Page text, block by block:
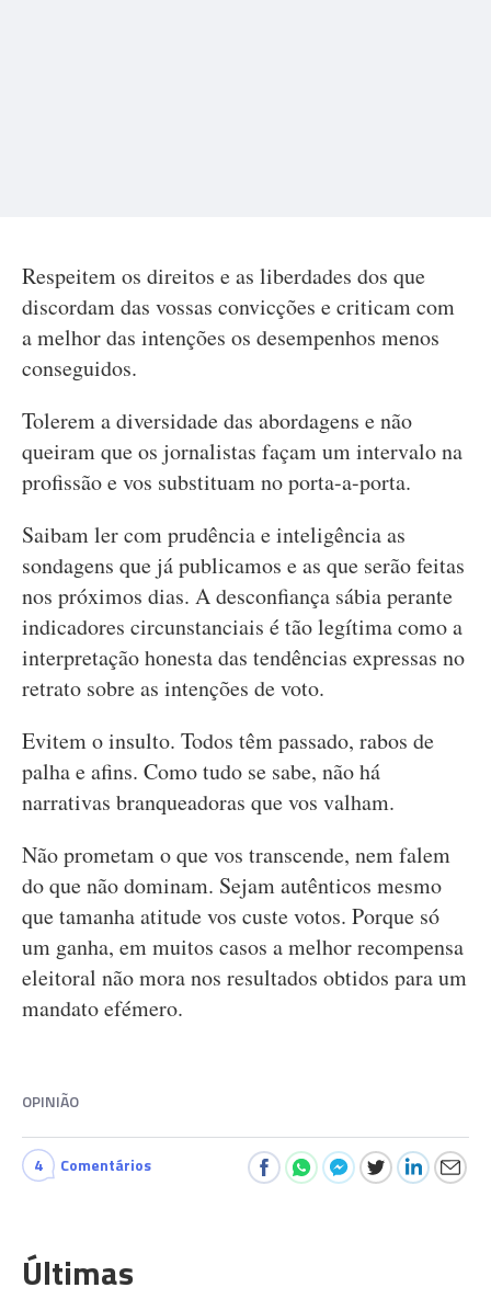
Respeitem os direitos e as liberdades dos que
discordam das vossas convicções e criticam com
a melhor das intenções os desempenhos menos
conseguidos.
Tolerem a diversidade das abordagens e não
queiram que os jornalistas façam um intervalo na
profissão e vos substituam no porta-a-porta.
Saibam ler com prudência e inteligência as
sondagens que já publicamos e as que serão feitas
nos próximos dias. A desconfiança sábia perante
indicadores circunstanciais é tão legítima como a
interpretação honesta das tendências expressas no
retrato sobre as intenções de voto.
Evitem o insulto. Todos têm passado, rabos de
palha e afins. Como tudo se sabe, não há
narrativas branqueadoras que vos valham.
Não prometam o que vos transcende, nem falem
do que não dominam. Sejam autênticos mesmo
que tamanha atitude vos custe votos. Porque só
um ganha, em muitos casos a melhor recompensa
eleitoral não mora nos resultados obtidos para um
mandato efémero.
OPINIÃO
4 Comentários
Últimas